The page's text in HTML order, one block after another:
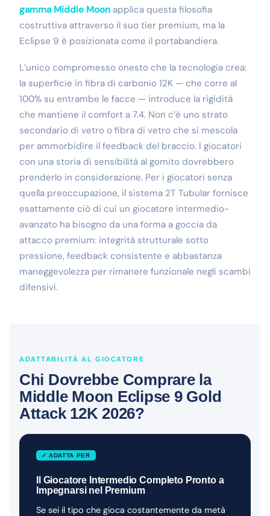
gamma Middle Moon applica questa filosofia
costruttiva attraverso il suo tier premium, ma la
Eclipse 9 è posizionata come il portabandiera.
L’unico compromesso onesto che la tecnologia crea:
la superficie in fibra di carbonio 12K — che corre al
100% su entrambe le facce — introduce la rigidità
che mantiene il comfort a 7.4. Non c’è uno strato
secondario di vetro o fibra di vetro che si mescola
per ammorbidire il feedback del braccio. I giocatori
con una storia di sensibilità al gomito dovrebbero
prenderlo in considerazione. Per i giocatori senza
quella preoccupazione, il sistema 2T Tubular fornisce
esattamente ciò di cui un giocatore intermedio-
avanzato ha bisogno da una forma a goccia da
attacco premium: integrità strutturale sotto
pressione, feedback consistente e abbastanza
maneggevolezza per rimanere funzionale negli scambi
difensivi.
ADATTABILITÀ AL GIOCATORE
Chi Dovrebbe Comprare la
Middle Moon Eclipse 9 Gold
Attack 12K 2026?
✓ ADATTA PER
Il Giocatore Intermedio Completo Pronto a
Impegnarsi nel Premium
Se sei il tipo che gioca costantemente da metà